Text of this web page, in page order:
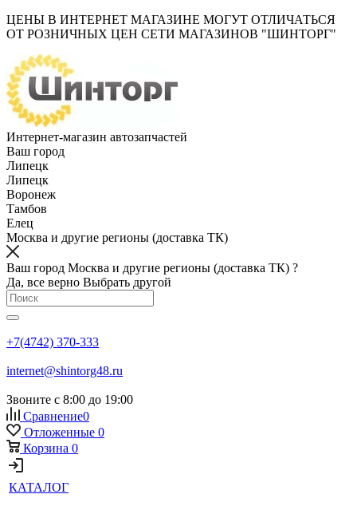
ЦЕНЫ В ИНТЕРНЕТ МАГАЗИНЕ МОГУТ ОТЛИЧАТЬСЯ
ОТ РОЗНИЧНЫХ ЦЕН СЕТИ МАГАЗИНОВ "ШИНТОРГ"
Интернет-магазин автозапчастей
Ваш город
Липецк
Липецк
Воронеж
Тамбов
Елец
Москва и другие регионы (доставка ТК)
Ваш город Москва и другие регионы (доставка ТК) ?
Да, все верно Выбрать другой
+7(4742) 370-333
internet@shintorg48.ru
Звоните с 8:00 до 19:00
Сравнение0
Отложенные 0
Корзина 0
КАТАЛОГ